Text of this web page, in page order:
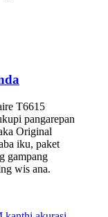
T6615
pangarepan
Original
iku, paket
gampang
wis ana.